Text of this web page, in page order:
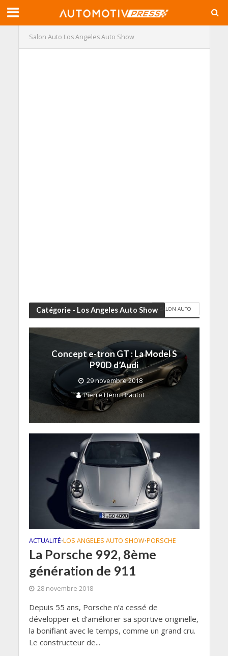
Salon Auto Los Angeles Auto Show
Catégorie - Los Angeles Auto Show SALON AUTO
Concept e-tron GT : La Model S
P90D d’Audi
29 novembre 2018
Pierre Henri Brautot
ACTUALITÉ•LOS ANGELES AUTO SHOW•PORSCHE
La Porsche 992, 8ème
génération de 911
28 novembre 2018
Depuis 55 ans, Porsche n’a cessé de
développer et d’améliorer sa sportive originelle,
la bonifiant avec le temps, comme un grand cru.
Le constructeur de...